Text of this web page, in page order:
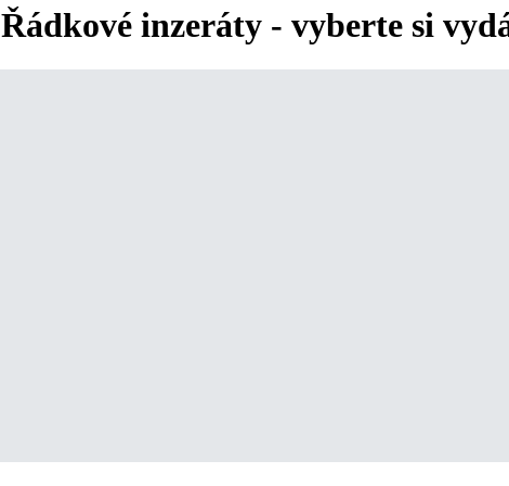
Řádkové inzeráty - vyberte si